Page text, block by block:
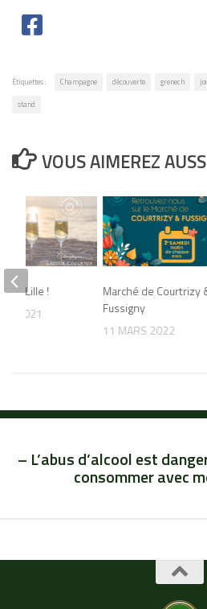
Étiquettes : Champagne découverte grenech
stand
VOUS AIMEREZ
Marché de Courtrizy
Fussigny
11 MARS 2022
sur Lille !
2021
– L’abus d’alcool est
consommer avec